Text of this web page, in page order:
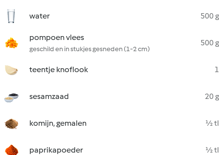
water 500 g
pompoen vlees
geschild en in stukjes gesneden (1-2 cm)
500 g
teentje knoflook 1
sesamzaad 20 g
komijn, gemalen ½ tl
paprikapoeder ½ tl